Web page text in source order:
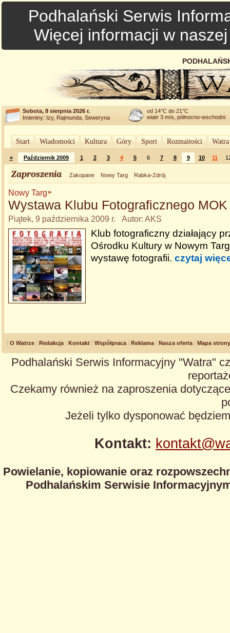
Podhalański Serwis
Więcej informacji w
Sobota, 8 sierpnia 2026 r.
Imieniny: Izy, Rajmunda, Seweryna
od 14°C do 21°C
wiatr 3 m/s, północno-wschodni
Start Wiadomości Kultura Góry Sport Rozmaitości
« Październik 2009 1 2 3 4 5 6 7 8 9 10 11
Zaproszenia Zakopane Nowy Targ Rabka-Zdrój
Nowy Targ
Wystawa Klubu Fotograficznego MOK
Piątek, 9 października 2009 r. Autor: AKS
Klub fotograficzny działający
Ośrodku Kultury w Nowym
wystawę fotografii. czytaj
O Watrze Redakcja Kontakt Współpraca Reklama Nasza oferta Mapa strony
Podhalański Serwis Informacyjny "Watra"
Czekamy również na zaproszenia
Jeżeli tylko dysponować
Kontakt:
Powielanie, kopiowanie oraz
Podhalańskim Serwisie